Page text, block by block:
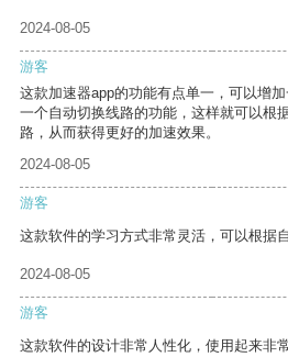
2024-08-05
游客
这款加速器app的功能有点单一，可以增
一个自动切换线路的功能，这样就可以根
路，从而获得更好的加速效果。
2024-08-05
游客
这款软件的学习方式非常灵活，可以根据
2024-08-05
游客
这款软件的设计非常人性化，使用起来非常